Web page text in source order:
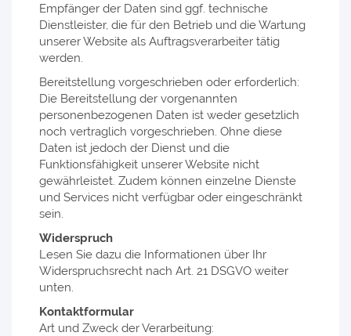
Empfänger der Daten sind ggf. technische
Dienstleister, die für den Betrieb und die Wartung
unserer Website als Auftragsverarbeiter tätig
werden.
Bereitstellung vorgeschrieben oder erforderlich:
Die Bereitstellung der vorgenannten
personenbezogenen Daten ist weder gesetzlich
noch vertraglich vorgeschrieben. Ohne diese
Daten ist jedoch der Dienst und die
Funktionsfähigkeit unserer Website nicht
gewährleistet. Zudem können einzelne Dienste
und Services nicht verfügbar oder eingeschränkt
sein.
Widerspruch
Lesen Sie dazu die Informationen über Ihr
Widerspruchsrecht nach Art. 21 DSGVO weiter
unten.
Kontaktformular
Art und Zweck der Verarbeitung: